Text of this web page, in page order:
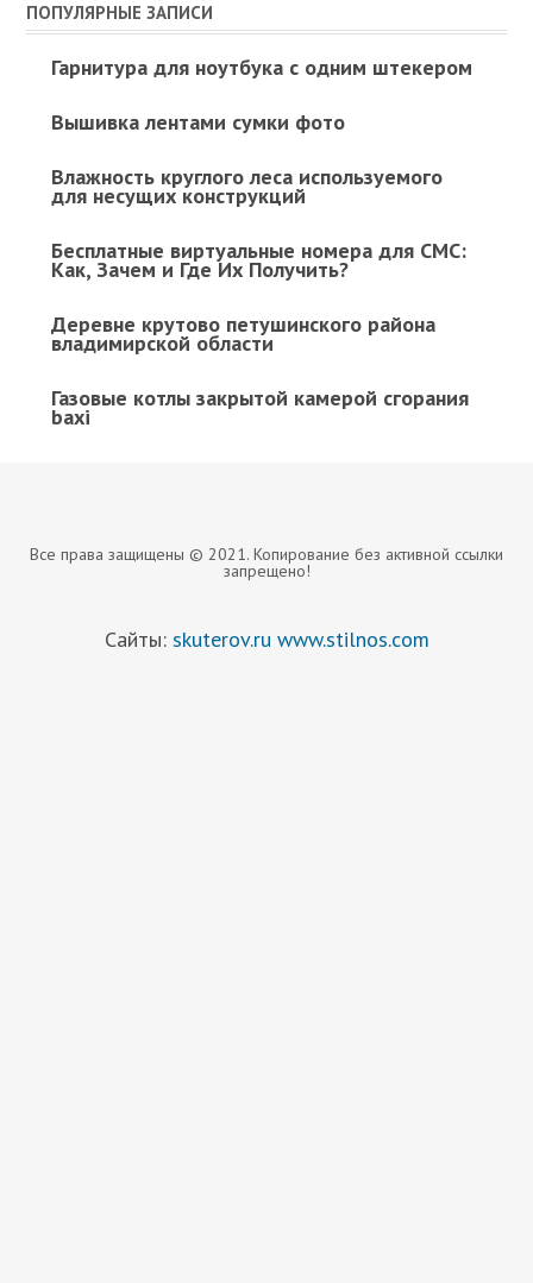
ПОПУЛЯРНЫЕ ЗАПИСИ
Гарнитура для ноутбука с одним штекером
Вышивка лентами сумки фото
Влажность круглого леса используемого
для несущих конструкций
Бесплатные виртуальные номера для СМС:
Как, Зачем и Где Их Получить?
Деревне крутово петушинского района
владимирской области
Газовые котлы закрытой камерой сгорания
baxi
Все права защищены © 2021. Копирование без активной ссылки
запрещено!
Сайты: skuterov.ru www.stilnos.com